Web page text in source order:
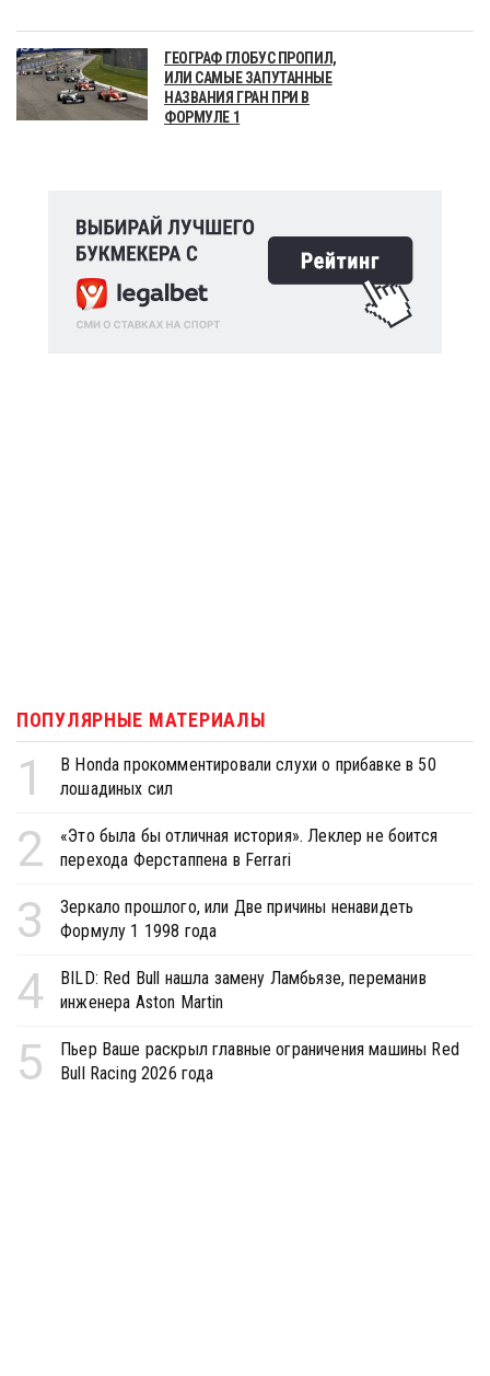
ГЕОГРАФ ГЛОБУС ПРОПИЛ,
ИЛИ САМЫЕ ЗАПУТАННЫЕ
НАЗВАНИЯ ГРАН ПРИ В
ФОРМУЛЕ 1
ПОПУЛЯРНЫЕ МАТЕРИАЛЫ
1
В Honda прокомментировали слухи о прибавке в 50
лошадиных сил
2
«Это была бы отличная история». Леклер не боится
перехода Ферстаппена в Ferrari
3
Зеркало прошлого, или Две причины ненавидеть
Формулу 1 1998 года
4
BILD: Red Bull нашла замену Ламбьязе, переманив
инженера Aston Martin
5
Пьер Ваше раскрыл главные ограничения машины Red
Bull Racing 2026 года